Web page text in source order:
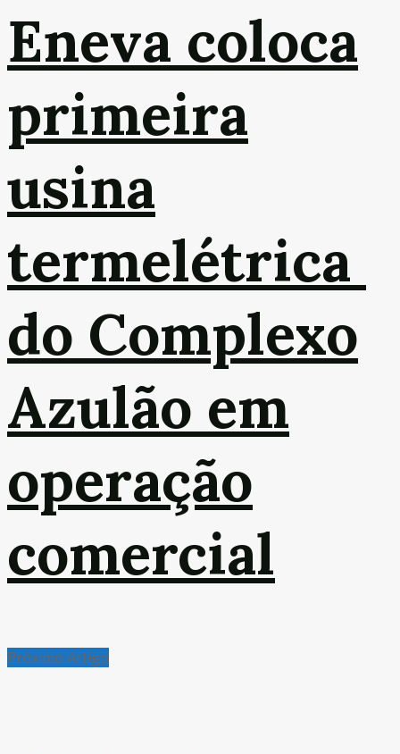
Eneva coloca
primeira
usina
termelétrica
do Complexo
Azulão em
operação
comercial
Próximo Artigo